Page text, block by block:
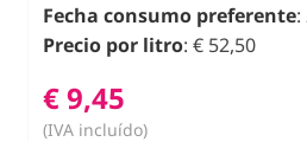
Fecha consumo preferente
Precio por litro: € 52,50
€ 9,45
(IVA incluído)